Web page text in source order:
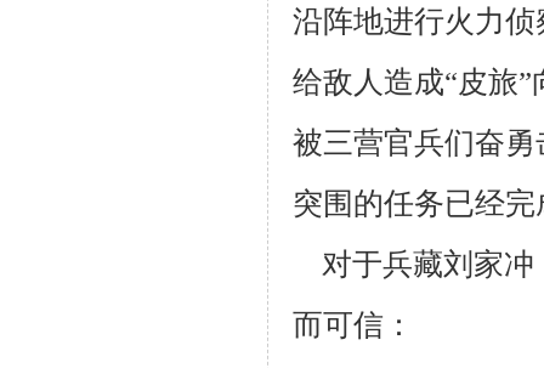
沿阵地进行火力
给敌人造成“皮旅”
被三营官兵们奋勇
突围的任务已经
对于兵藏刘家冲
而可信：